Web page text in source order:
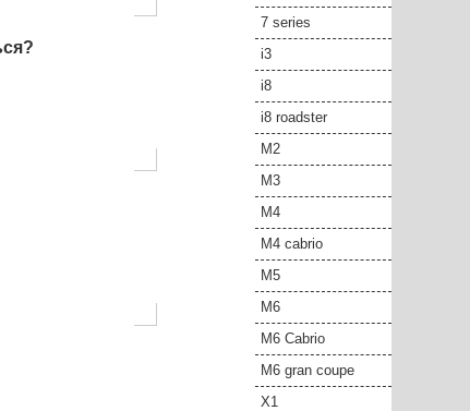
7 series
i3
i8
i8 roadster
M2
M3
M4
M4 cabrio
M5
M6
M6 Cabrio
M6 gran coupe
X1